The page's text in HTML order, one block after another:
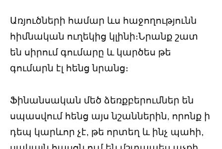
Առյուծների համար ևս հաջողությունն
հիմնական ուղեկից կլինի։Նրանք շատ
են սիրում գումարը և կարծես թե
գումարն էլ հենց նրանց։
Ֆինանսական մեծ ձեռքբերումներ են
սպասվում հենց այս նշաններին, որոնք ի
դեպ կարևոր չէ, թե որտեղ և ինչ պահի,